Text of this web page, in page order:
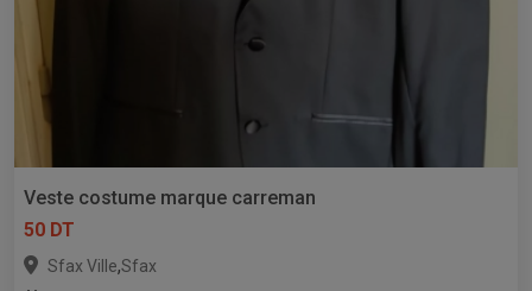
Veste costume marque carreman
50 DT
Sfax Ville,Sfax